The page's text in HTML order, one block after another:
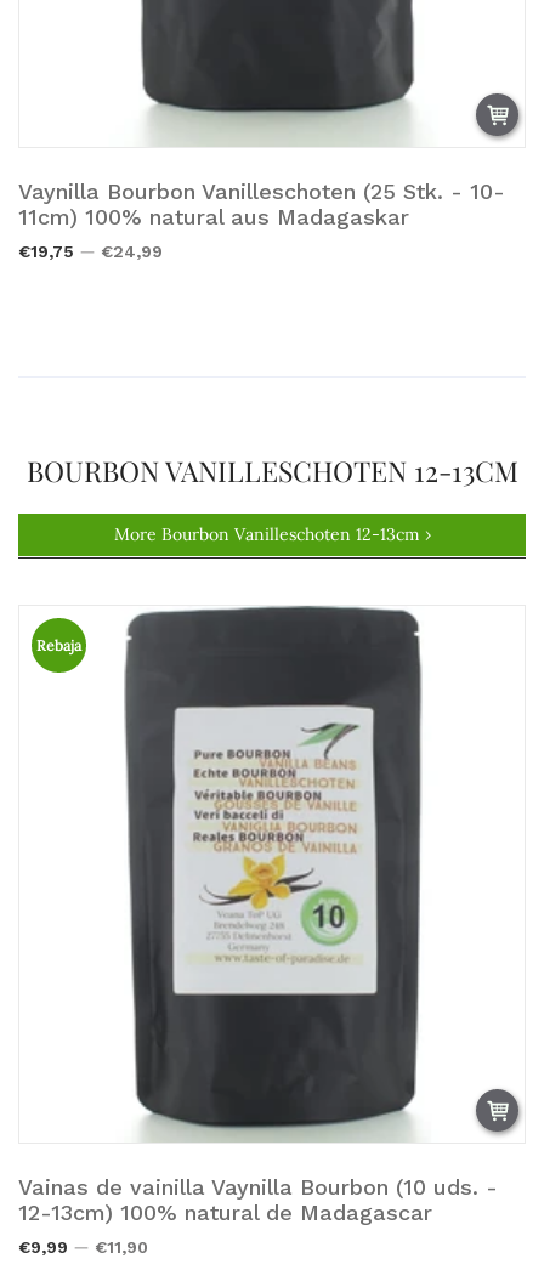
Vaynilla Bourbon Vanilleschoten (25 Stk. - 10-
11cm) 100% natural aus Madagaskar
Añadir a la cesta.
€19,75 €24,99
BOURBON VANILLESCHOTEN 12-13CM
More Bourbon Vanilleschoten 12-13cm ›
Rebaja
Vainas de vainilla Vaynilla Bourbon (10 uds. -
12-13cm) 100% natural de Madagascar
Añadir a la cesta.
€9,99 €11,90